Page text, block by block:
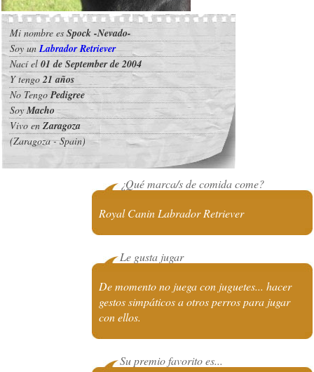
Mi nombre es Spock -Nevado-
Soy unLabrador Retriever
Nací el 01 de September de 2004
Y tengo21 años
No TengoPedigree
SoyMacho
Vivo enZaragoza
(Zaragoza - Spain)
¿Qué marca/s de comida come?
Royal Canin Labrador Retriever
Le gusta jugar
De momento no juega con juguetes... hacer
gestos simpáticos a otros perros para jugar
con ellos.
Su premio favorito es...